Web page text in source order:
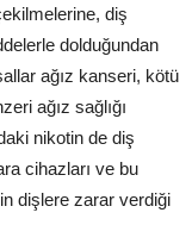
diş
dolduğundan
ağız kanseri, kötü
ağız sağlığı
nikotin de diş
cihazları ve bu
dişlere zarar verdiği